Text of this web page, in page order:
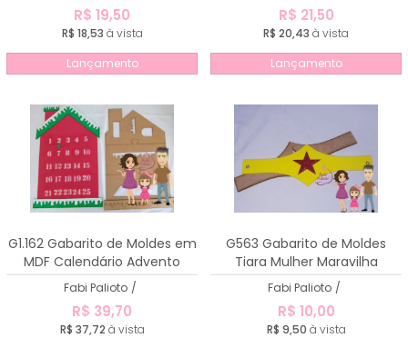
R$ 19,50
R$ 18,53 à vista
Lançamento
R$ 21,50
R$ 20,43 à vista
Lançamento
G1.162 Gabarito de Moldes em
MDF Calendário Advento
Fabi Palioto /
R$ 39,70
R$ 37,72 à vista
G563 Gabarito de Moldes
Tiara Mulher Maravilha
Fabi Palioto /
R$ 10,00
R$ 9,50 à vista